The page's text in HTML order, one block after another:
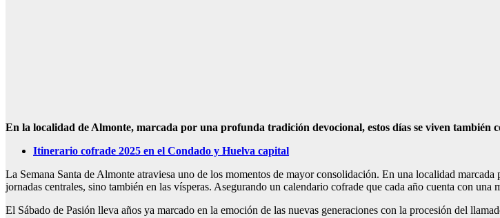
En la localidad de Almonte, marcada por una profunda tradición devocional, estos días se viven también
Itinerario cofrade 2025 en el Condado y Huelva capital
La Semana Santa de Almonte atraviesa uno de los momentos de mayor consolidación. En una localidad
jornadas centrales, sino también en las vísperas. Asegurando un calendario cofrade que cada año cuenta con
El Sábado de Pasión lleva años ya marcado en la emoción de las nuevas generaciones con la procesión del